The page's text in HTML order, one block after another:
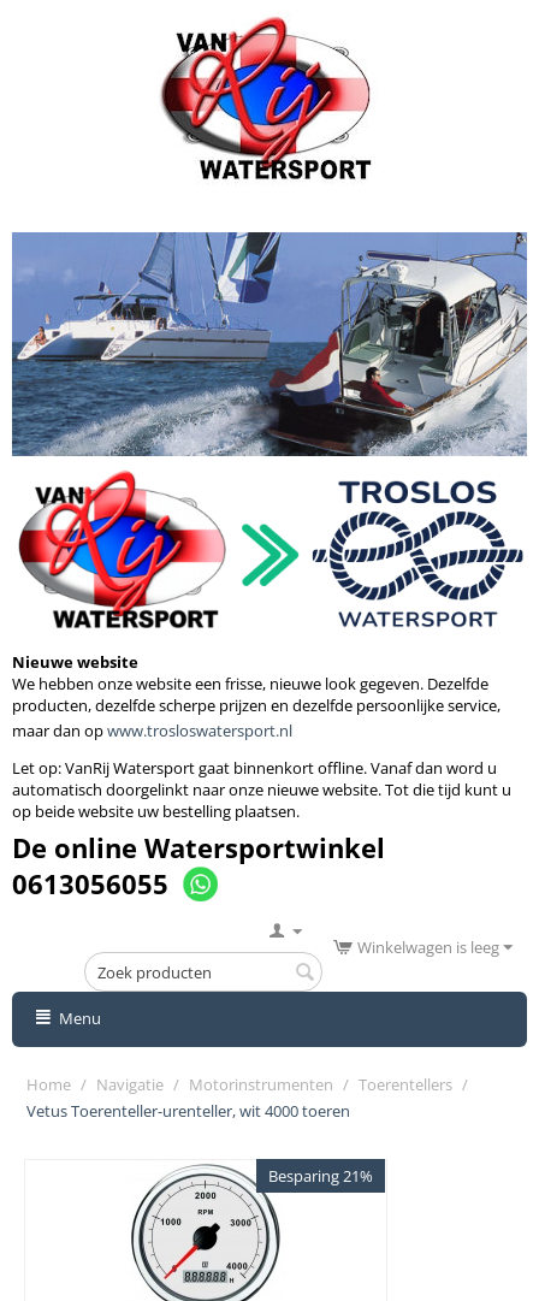
Nieuwe website
We hebben onze website een frisse, nieuwe look gegeven. Dezelfde
producten, dezelfde scherpe prijzen en dezelfde persoonlijke service,
maar dan opwww.trosloswatersport.nl
Let op: VanRij Watersport gaat binnenkortoffline. Vanaf dan word u
automatisch doorgelinkt naar onze nieuwe website. Tot die tijd kunt u
op beide website uw bestelling plaatsen.
De online Watersportwinkel
0613056055
Winkelwagen is leeg
Menu
Home / Navigatie / Motorinstrumenten / Toerentellers /
Vetus Toerenteller-urenteller, wit 4000 toeren
Besparing 21%